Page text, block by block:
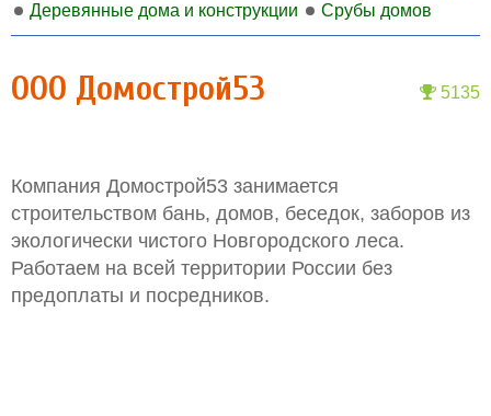
Деревянные дома и конструкции
Срубы домов
5135
ООО Домострой53
Компания Домострой53 занимается
строительством бань, домов, беседок, заборов из
экологически чистого Новгородского леса.
Работаем на всей территории России без
предоплаты и посредников.